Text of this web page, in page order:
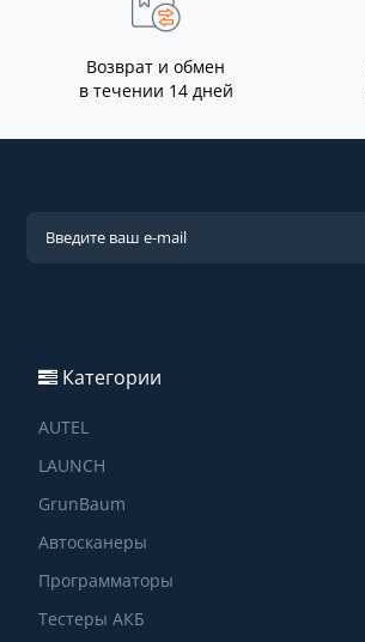
Возврат и обмен
в течении 14 дней
Категории
AUTEL
LAUNCH
GrunBaum
Автосканеры
Программаторы
Тестеры АКБ